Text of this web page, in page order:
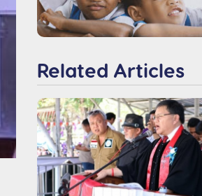
Related Articles